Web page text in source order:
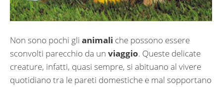
Non sono pochi gli animali che possono essere
sconvolti parecchio da un viaggio. Queste delicate
creature, infatti, quasi sempre, si abituano al vivere
quotidiano tra le pareti domestiche e mal sopportano